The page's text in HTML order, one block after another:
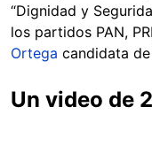
“Dignidad y
los partidos PAN,
Ortega candidata
Un video de